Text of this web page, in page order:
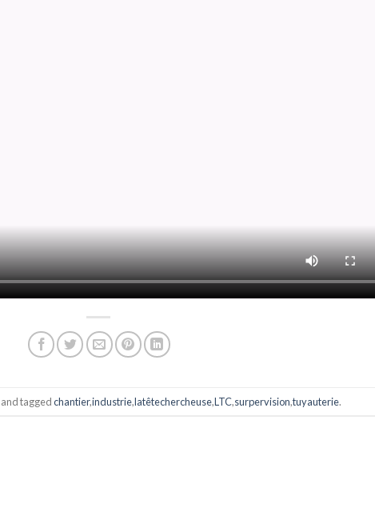
and taggedchantier,industrie,latêtechercheuse,LTC,surpervision,tuyauterie.